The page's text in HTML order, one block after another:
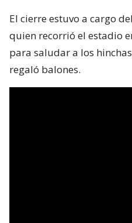
El cierre estuvo a cargo
quien recorrió el estadio
para saludar a los
regaló balones.